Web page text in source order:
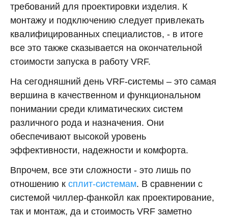
требований для проектировки изделия. К
монтажу и подключению следует привлекать
квалифицированных специалистов, - в итоге
все это также сказывается на окончательной
стоимости запуска в работу VRF.
На сегодняшний день VRF-системы – это самая
вершина в качественном и функциональном
понимании среди климатических систем
различного рода и назначения. Они
обеспечивают высокой уровень
эффективности, надежности и комфорта.
Впрочем, все эти сложности - это лишь по
отношению к сплит-системам. В сравнении с
системой чиллер-фанкойл как проектирование,
так и монтаж, да и стоимость VRF заметно